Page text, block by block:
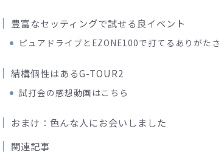
豊富なセッティングで試せる良イベント
ピュアドライブとEZONE100で打てるありがたさ
結構個性はあるG-TOUR2
試打会の感想動画はこちら
おまけ：色んな人にお会いしました
関連記事